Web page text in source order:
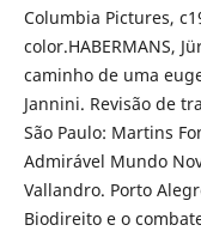
Columbia Pictures,
color.HABERMANS,
caminho de uma
Jannini. Revisão de
São Paulo: Martins
Admirável Mundo
Vallandro. Porto
Biodireito e o